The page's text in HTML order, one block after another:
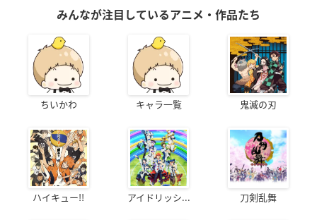
みんなが注目しているアニメ・作品たち
ちいかわ キャラ一覧 鬼滅の刃
ハイキュー!! アイドリッシ... 刀剣乱舞